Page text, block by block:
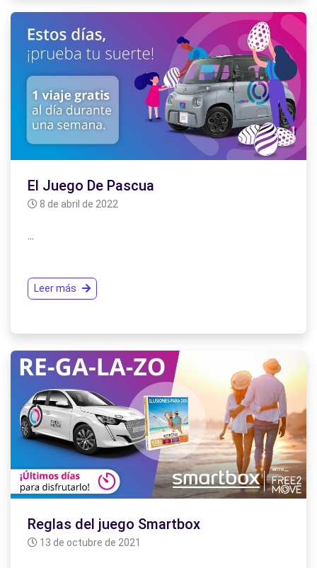
El Juego De Pascua
8 de abril de 2022
…
Leer más
Reglas del juego Smartbox
13 de octubre de 2021